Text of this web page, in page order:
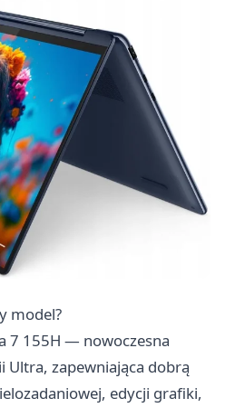
model?
7 155H — nowoczesna
Ultra, zapewniająca dobrą
edycji grafiki,